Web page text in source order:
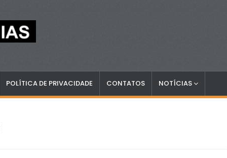
POLÍTICA DE PRIVACIDADE CONTATOS NOTÍCIAS